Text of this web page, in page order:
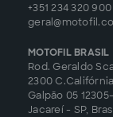
+351 234 320 900
MOTOFIL BRASIL
Rod. Geraldo
2300
Galpão 05
Jacareí - SP,